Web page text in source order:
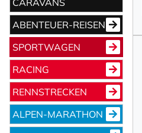
ABENTEUER-REISEN
SPORTWAGEN
RACING
RENNSTRECKEN
ALPEN-MARATHON